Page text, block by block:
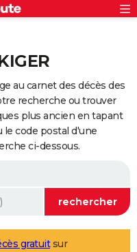
au carnet des décès des
recherche ou trouver
plus ancien en tapant
code postal d'une
ci-dessous.
gratuitsur